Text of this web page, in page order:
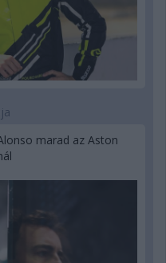
marad az Aston